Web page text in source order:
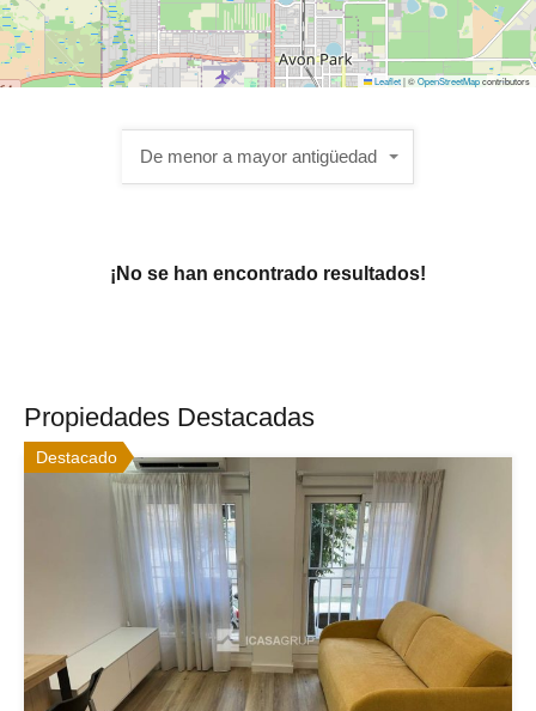
Leaflet|©OpenStreetMapcontributors
De menor a mayor antigüedad
¡No se han encontrado resultados!
Propiedades Destacadas
Destacado